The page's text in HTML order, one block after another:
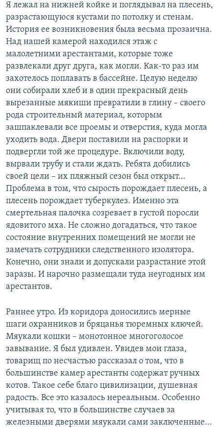
Я лежал на нижней койке и поглядывал на плесень,
разрастающуюся кустами по потолку и стенам.
История ее возникновения была весьма прозаична.
Над нашей камерой находился этаж с
малолетними арестантами, которые тоже
развлекали друг друга, как могли. Как-то раз им
захотелось поплавать в бассейне. Целую неделю
они собирали хлеб и в один прекрасный день
вырезанные мякиши превратили в глину – своего
рода строительный материал, которым
зашпаклевали все проемы и отверстия, куда могла
уходить вода. Двери поставили на распорки и
подвергли той же процедуре. Включили воду,
вырвали трубу и стали ждать. Ребята добились
своей цели – их пляжный сезон был открыт…
Проблема в том, что сырость порождает плесень, а
плесень порождает туберкулез. Именно эта
смертельная палочка созревает в густой поросли
ядовитого мха. Не сложно догадаться, что такое
состояние внутренних помещений не могли не
замечать сотрудники следственного изолятора.
Конечно, они знали и допускали разрастание этой
заразы. И нарочно размещали туда неугодных им
арестантов.
Раннее утро. Из коридора доносились мерные
шаги охранников и бряцанья тюремных ключей.
Мяукали кошки – монотонное многоголосое
завывание. Я был удивлен. Увидев мои глаза,
товарищ по несчастью рассказал о том, что в
большинстве камер арестанты содержат ручных
котов. Такое себе благо цивилизации, душевная
радость. Все это казалось нереальным. Особенно
учитывая то, что в большинстве случаев за
железными дверями мяукали сами заключенные...